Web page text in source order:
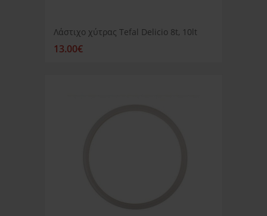
Λάστιχο χύτρας Tefal Delicio 8t, 10lt
13.00€